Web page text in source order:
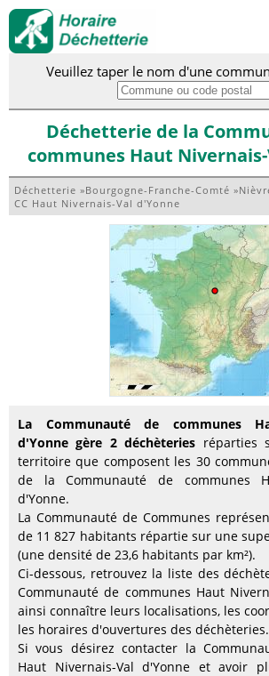
Veuillez taper le nom d'une
Déchetterie de la
communes Haut
Déchetterie »Bourgogne-Franche-Comté »
CC Haut Nivernais-Val d'Yonne
La Communauté de communes
d'Yonne gère 2 déchèteries réparties
territoire que composent les 30
de la Communauté de communes
d'Yonne.
La Communauté de Communes
de 11 827 habitants répartie sur une
(une densité de 23,6 habitants par km²).
Ci-dessous, retrouvez la liste des
Communauté de communes Haut
ainsi connaître leurs localisations, les
les horaires d'ouvertures des déchèteries.
Si vous désirez contacter la
Haut Nivernais-Val d'Yonne et avoir